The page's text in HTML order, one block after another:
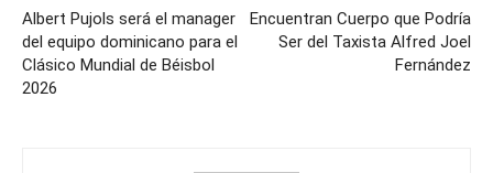
Albert Pujols será el manager
del equipo dominicano para el
Clásico Mundial de Béisbol
2026
Encuentran Cuerpo que Podría
Ser del Taxista Alfred Joel
Fernández